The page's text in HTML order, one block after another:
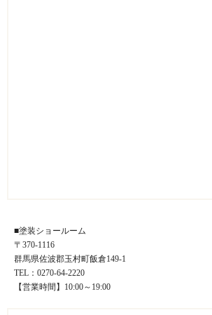
■塗装ショールーム
〒370-1116
群馬県佐波郡玉村町飯倉149-1
TEL：0270-64-2220
【営業時間】10:00～19:00